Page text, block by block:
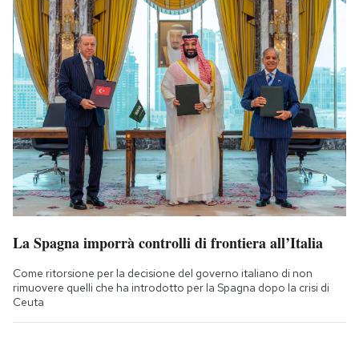
La Spagna imporrà controlli di frontiera all’Italia
Come ritorsione per la decisione del governo italiano di non
rimuovere quelli che ha introdotto per la Spagna dopo la crisi di
Ceuta